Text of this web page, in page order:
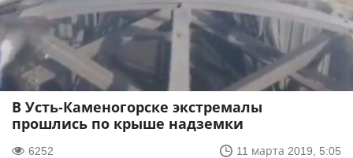
В Усть-Каменогорске экстремалы
прошлись по крыше надземки
6252 11 марта 2019, 5:05